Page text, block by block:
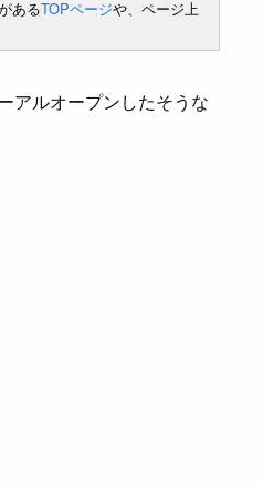
あるTOPページや、ページ上
アルオープンしたそうな